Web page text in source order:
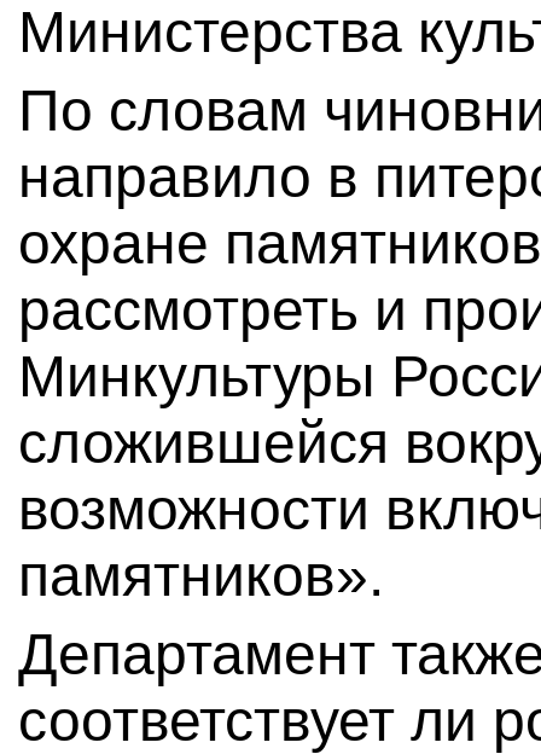
Министерства
По словам
направило в
охране
рассмотреть и
Минкультуры
сложившейся
возможности
памятников».
Департамент
соответствует ли